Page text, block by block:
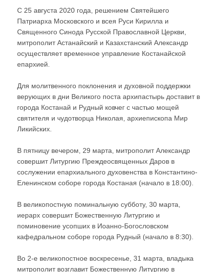
С 25 августа 2020 года, решением Святейшего
Патриарха Московского и всея Руси Кирилла и
Священного Синода Русской Православной Церкви,
митрополит Астанайский и Казахстанский Александр
осуществляет временное управление Костанайской
епархией.
Для молитвенного поклонения и духовной поддержки
верующих в дни Великого поста архипастырь доставит в
города Костанай и Рудный ковчег с частью мощей
святителя и чудотворца Николая, архиепископа Мир
Ликийских.
В пятницу вечером, 29 марта, митрополит Александр
совершит Литургию Преждеосвященных Даров в
сослужении епархиального духовенства в Константино-
Еленинском соборе города Костаная (начало в 18:00).
В великопостную поминальную субботу, 30 марта,
иерарх совершит Божественную Литургию и
поминовение усопших в Иоанно-Богословском
кафедральном соборе города Рудный (начало в 8:30).
Во 2-е великопостное воскресенье, 31 марта, владыка
митрополит возглавит Божественную Литургию в